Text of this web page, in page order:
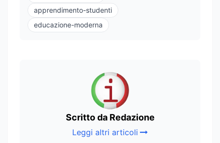
apprendimento-studenti
educazione-moderna
Scritto da Redazione
Leggi altri articoli